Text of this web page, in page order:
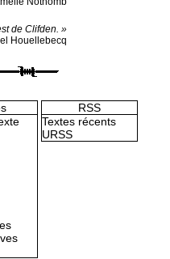
de Clifden. »
Houellebecq
RSS
Textes récents
URSS